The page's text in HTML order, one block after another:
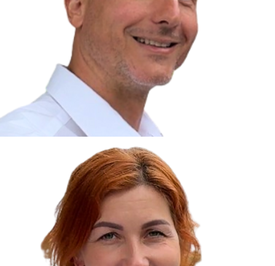
Čo sú cookies?
Cookies sú malé textové súbory, ktoré môžu byť používané
webovými stránkami, aby zefektívnili používateľský zážitok.
Vďaka cookies vám môžeme ponúkať služby podľa toho, čo
naozaj hľadáte a chcete nájsť.
Kedykoľvek sa môžete slobodne rozhodnúť, ktoré typy
používania cookies chcete umožniť.
Zákon uvádza, že môžeme ukladať cookies na vašom
zariadení, pokiaľ sú nevyhnutne nutné pre prevádzku tejto
Cookies, ktoré používame
Technické a nevyhnutné cookies
Analytické a marketingové cookies
Reklamné úložisko
Reklamné používateľské dáta